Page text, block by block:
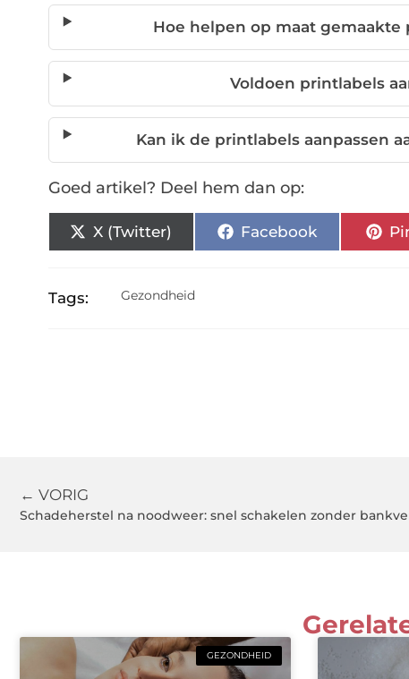
Hoe helpen op maat
Voldoen printlabels
Kan ik de printlabels aanpassen
Goed artikel? Deel hem dan op:
X (Twitter) Facebook
Tags: Gezondheid
← VORIG
Schadeherstel na noodweer: snel schakelen zonder
GEZONDHEID